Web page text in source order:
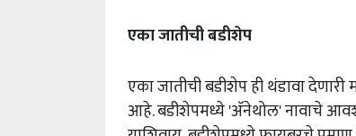
एका जातीची बडीशेप
एका जातीची बडीशेप ही थंडावा
आहे. बडीशेपमध्ये 'अ‍ॅनेथोल' नावाचे